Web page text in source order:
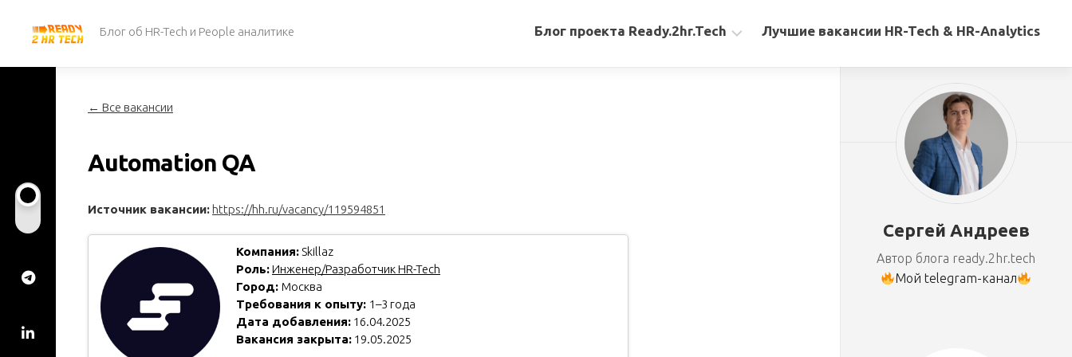
содержанию
Блог об HR-Tech и People аналитике Блог проекта Ready.2hr.Tech Лучшие вакансии HR-Tech & HR-Analytics
← Все вакансии
Automation QA
Источник вакансии: https://hh.ru/vacancy/119594851
Компания: Skillaz
Роль:Инженер/Разработчик HR-Tech
Город: Москва
Требования к опыту: 1–3 года
Дата добавления: 16.04.2025
Вакансия закрыта: 19.05.2025
Сергей Андреев
Автор блога ready.2hr.tech
Мой telegram-канал